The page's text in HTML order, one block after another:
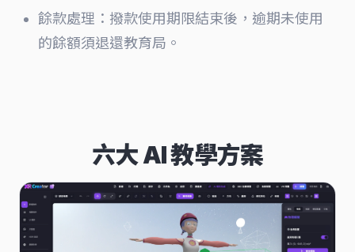
餘款處理：撥款使用期限結束後，逾期未使用
的餘額須退還教育局。
六大 AI 教學方案